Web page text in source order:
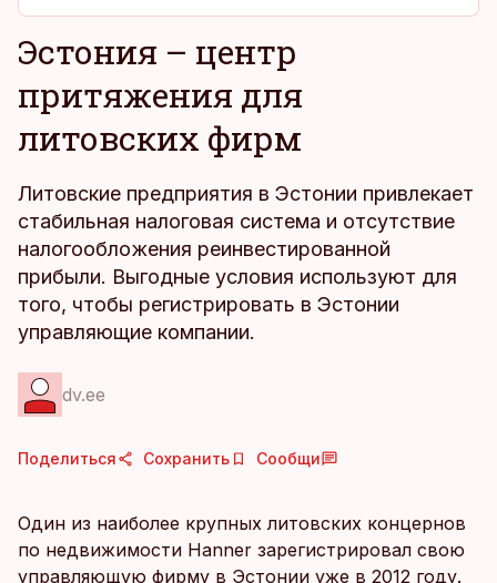
Эстония – центр
притяжения для
литовских фирм
Литовские предприятия в Эстонии привлекает
стабильная налоговая система и отсутствие
налогообложения реинвестированной
прибыли. Выгодные условия используют для
того, чтобы регистрировать в Эстонии
управляющие компании.
dv.ee
Поделиться Сохранить Сообщи
Один из наиболее крупных литовских концернов
по недвижимости Hanner зарегистрировал свою
управляющую фирму в Эстонии уже в 2012 году.